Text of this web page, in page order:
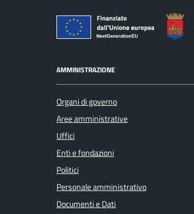
AMMINISTRAZIONE
Organi di governo
Aree amministrative
Uffici
Enti e fondazioni
Politici
Personale amministrativo
Documenti e Dati